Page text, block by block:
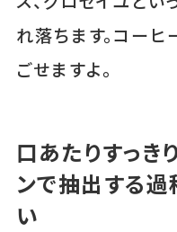
れ落ちます。コー
ごせますよ。
口あたりすっき
ンで抽出する
い